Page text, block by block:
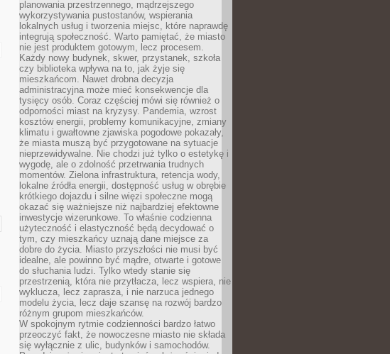
planowania przestrzennego, mądrzejszego
wykorzystywania pustostanów, wspierania
lokalnych usług i tworzenia miejsc, które naprawdę
integrują społeczność. Warto pamiętać, że miasto
nie jest produktem gotowym, lecz procesem.
Każdy nowy budynek, skwer, przystanek, szkoła
czy biblioteka wpływa na to, jak żyje się
mieszkańcom. Nawet drobna decyzja
administracyjna może mieć konsekwencje dla
tysięcy osób. Coraz częściej mówi się również o
odporności miast na kryzysy. Pandemia, wzrost
kosztów energii, problemy komunikacyjne, zmiany
klimatu i gwałtowne zjawiska pogodowe pokazały,
że miasta muszą być przygotowane na sytuacje
nieprzewidywalne. Nie chodzi już tylko o estetykę i
wygodę, ale o zdolność przetrwania trudnych
momentów. Zielona infrastruktura, retencja wody,
lokalne źródła energii, dostępność usług w obrębie
krótkiego dojazdu i silne więzi społeczne mogą
okazać się ważniejsze niż najbardziej efektowne
inwestycje wizerunkowe. To właśnie codzienna
użyteczność i elastyczność będą decydować o
tym, czy mieszkańcy uznają dane miejsce za
dobre do życia. Miasto przyszłości nie musi być
idealne, ale powinno być mądre, otwarte i gotowe
do słuchania ludzi. Tylko wtedy stanie się
przestrzenią, która nie przytłacza, lecz wspiera, nie
wyklucza, lecz zaprasza, i nie narzuca jednego
modelu życia, lecz daje szansę na rozwój bardzo
różnym grupom mieszkańców.
W spokojnym rytmie codzienności bardzo łatwo
przeoczyć fakt, że nowoczesne miasto nie składa
się wyłącznie z ulic, budynków i samochodów.